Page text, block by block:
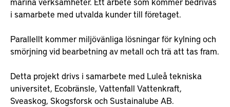
i samarbete med utvalda kunder till företaget.
Parallellt kommer miljövänliga lösningar för kylning och
smörjning vid bearbetning av metall och trä att tas fram.
Detta projekt drivs i samarbete med Luleå tekniska
universitet, Ecobränsle, Vattenfall Vattenkraft,
Sveaskog, Skogsforsk och Sustainalube AB.